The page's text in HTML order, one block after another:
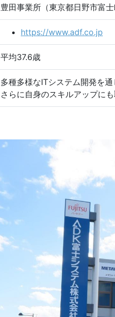
豊田事業所（東京都日野市富
https://www.adf.co.jp
平均37.6歳
多種多様なITシステム開発を
さらに自身のスキルアップに